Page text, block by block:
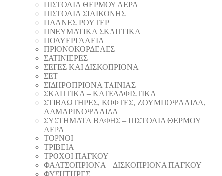
ΠΙΣΤΟΛΙΑ ΘΕΡΜΟΥ ΑΕΡΑ
ΠΙΣΤΟΛΙΑ ΣΙΛΙΚΟΝΗΣ
ΠΛΑΝΕΣ ΡΟΥΤΕΡ
ΠΝΕΥΜΑΤΙΚΑ ΣΚΑΠΤΙΚΑ
ΠΟΛΥΕΡΓΑΛΕΙΑ
ΠΡΙΟΝΟΚΟΡΔΕΛΕΣ
ΣΑΤΙΝΙΕΡΕΣ
ΣΕΓΕΣ ΚΑΙ ΔΙΣΚΟΠΡΙΟΝΑ
ΣΕΤ
ΣΙΔΗΡΟΠΡΙΟΝΑ ΤΑΙΝΙΑΣ
ΣΚΑΠΤΙΚΑ – ΚΑΤΕΔΑΦΙΣΤΙΚΑ
ΣΤΙΒΛΩΤΗΡΕΣ, ΚΟΦΤΕΣ, ΖΟΥΜΠΟΨΑΛΙΔΑ,
ΛΑΜΑΡΙΝΟΨΑΛΙΔΑ
ΣΥΣΤΗΜΑΤΑ ΒΑΦΗΣ – ΠΙΣΤΟΛΙΑ ΘΕΡΜΟΥ
ΑΕΡΑ
ΤΟΡΝΟΙ
ΤΡΙΒΕΙΑ
ΤΡΟΧΟΙ ΠΑΓΚΟΥ
ΦΑΛΤΣΟΠΡΙΟΝΑ – ΔΙΣΚΟΠΡΙΟΝΑ ΠΑΓΚΟΥ
ΦΥΣΗΤΗΡΕΣ